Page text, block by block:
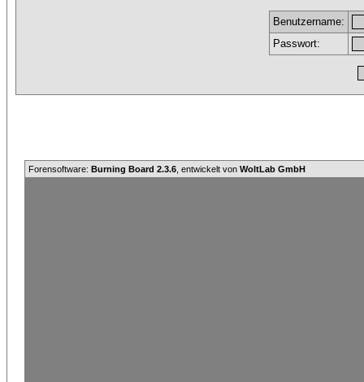
Benutzername:
Passwort:
Forensoftware: Burning Board 2.3.6 , entwickelt von WoltLab GmbH